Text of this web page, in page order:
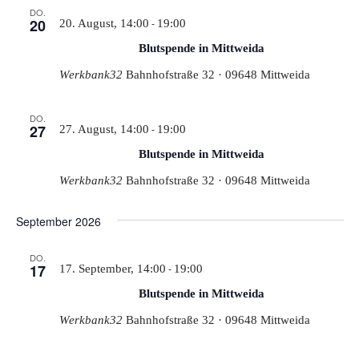
DO.
20
Blutspende in Mittweida
20. August, 14:00 - 19:00
Werkbank32 Bahnhofstraße 32 · 09648 Mittweida
DO.
27
Blutspende in Mittweida
27. August, 14:00 - 19:00
Werkbank32 Bahnhofstraße 32 · 09648 Mittweida
September 2026
DO.
17
Blutspende in Mittweida
17. September, 14:00 - 19:00
Werkbank32 Bahnhofstraße 32 · 09648 Mittweida